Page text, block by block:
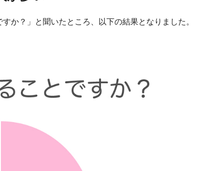
か？」と聞いたところ、以下の結果となりました。